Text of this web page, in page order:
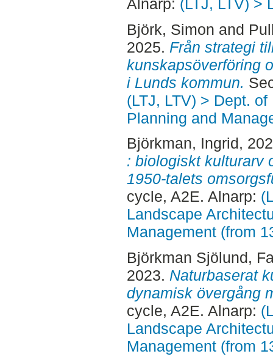
Alnarp: (LTJ, LTV) >
Björk, Simon and
2025. Från strategi
kunskapsöverföring
i Lunds kommun.
(LTJ, LTV) > Dept.
Planning and
Björkman, Ingrid,
: biologiskt kulturarv
1950-talets
cycle, A2E. Alnarp:
Landscape
Management (from
Björkman Sjölund,
2023. Naturbaserat
dynamisk övergång
cycle, A2E. Alnarp:
Landscape
Management (from